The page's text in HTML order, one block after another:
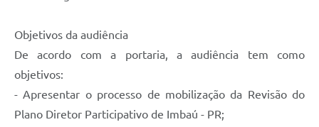
Objetivos da audiência
De acordo com a portaria, a audiência tem como
objetivos:
- Apresentar o processo de mobilização da Revisão do
Plano Diretor Participativo de Imbaú - PR;